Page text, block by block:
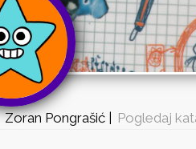
Zoran Pongrašić | Pogledaj